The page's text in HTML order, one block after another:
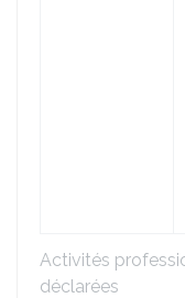
Activités
déclarées